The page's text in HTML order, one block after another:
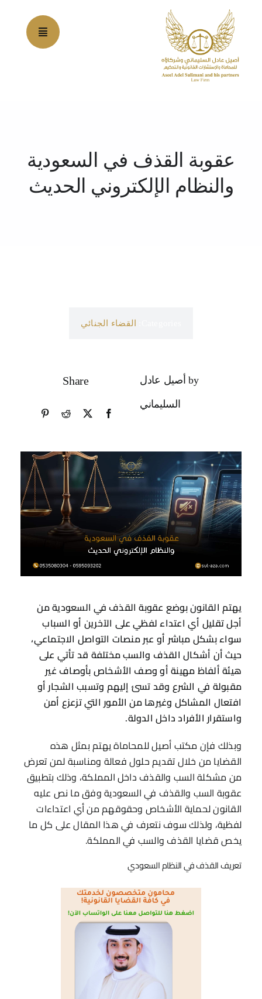
عقوبة القذف في السعودية
والنظام الإلكتروني الحديث
القضاء الجنائي
by أصيل عادل
السليماني
Share
يهتم القانون بوضع عقوبة القذف في السعودية من
أجل تقليل أي اعتداء لفظي على الآخرين أو السباب
سواء بشكل مباشر أو عبر منصات التواصل الاجتماعي،
حيث أن أشكال القذف والسب مختلفة قد تأتي على
هيئة ألفاظ مهينة أو وصف الأشخاص بأوصاف غير
مقبولة في الشرع وقد تسئ إليهم وتسبب الشجار أو
افتعال المشاكل وغيرها من الأمور التي تزعزع أمن
واستقرار الأفراد داخل الدولة.
وبذلك فإن مكتب أصيل للمحاماة يهتم بمثل هذه
القضايا من خلال تقديم حلول فعالة ومناسبة لمن تعرض
من مشكلة السب والقذف داخل المملكة، وذلك بتطبيق
عقوبة السب والقذف في السعودية وفق ما نص عليه
القانون لحماية الأشخاص وحقوقهم من أي اعتداءات
لفظية، ولذلك سوف نتعرف في هذا المقال على كل ما
يخص قضايا القذف والسب في المملكة.
تعريف القذف في النظام السعودي